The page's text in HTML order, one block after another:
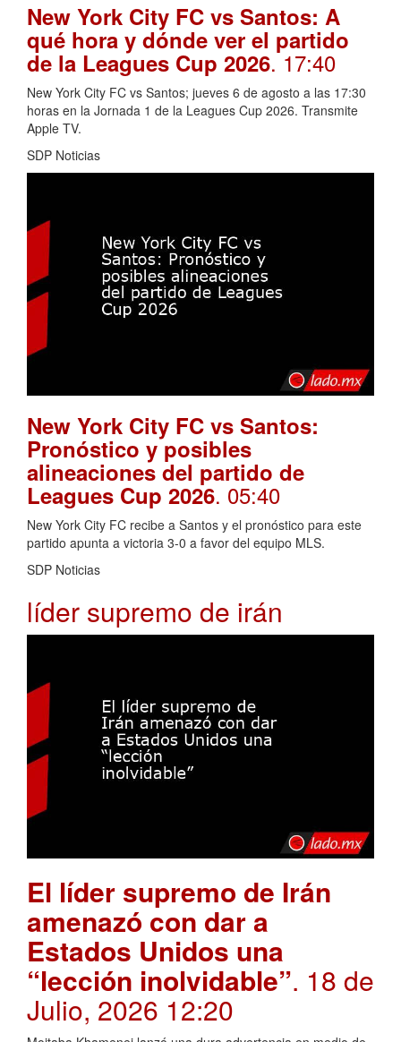
New York City FC vs Santos: A
qué hora y dónde ver el partido
de la Leagues Cup 2026. 17:40
New York City FC vs Santos; jueves 6 de agosto a las 17:30
horas en la Jornada 1 de la Leagues Cup 2026. Transmite
Apple TV.
SDP Noticias
New York City FC vs Santos:
Pronóstico y posibles
alineaciones del partido de
Leagues Cup 2026. 05:40
New York City FC recibe a Santos y el pronóstico para este
partido apunta a victoria 3-0 a favor del equipo MLS.
SDP Noticias
líder supremo de irán
El líder supremo de Irán
amenazó con dar a
Estados Unidos una
“lección inolvidable”. 18 de
Julio, 2026 12:20